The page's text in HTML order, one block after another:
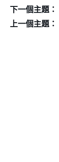
下一個主題：
上一個主題：